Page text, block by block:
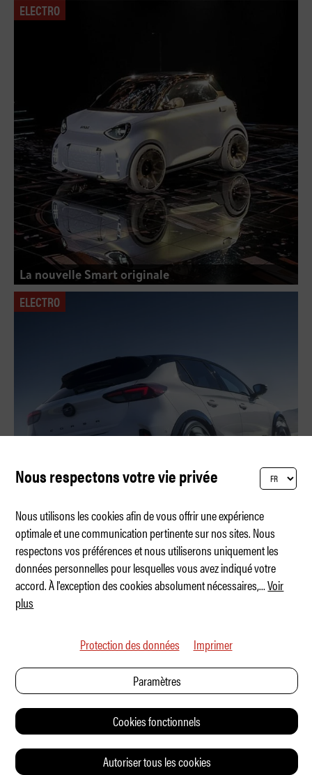
ELECTRO
La nouvelle Smart originale
ELECTRO
Opel Corsa GSE: Le retour du «hot hatch»
Nous respectons votre vie privée
Nous utilisons les cookies afin de vous offrir une expérience
optimale et une communication pertinente sur nos sites. Nous
respectons vos préférences et nous utiliserons uniquement les
données personnelles pour lesquelles vous avez indiqué votre
accord. À l'exception des cookies absolument nécessaires,...Voir
plus
Protection des données Imprimer
Paramètres
Cookies fonctionnels
Autoriser tous les cookies